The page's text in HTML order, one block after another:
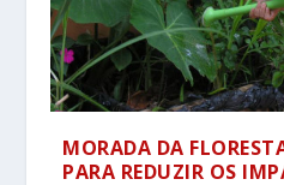
MORADA DA
PARA REDUZIR OS